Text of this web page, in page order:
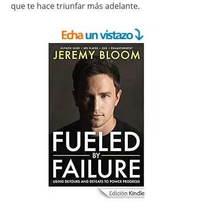
que te hace triunfar más adelante.